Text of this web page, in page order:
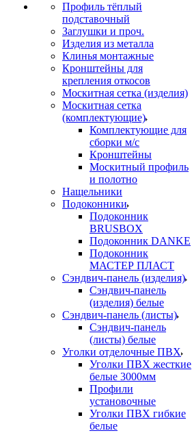
Профиль тёплый
подставочный
Заглушки и проч.
Изделия из металла
Клинья монтажные
Кронштейны для
крепления откосов
Москитная сетка (изделия)
Москитная сетка
(комплектующие)
Комплектующие для
сборки м/с
Кронштейны
Москитный профиль
и полотно
Нащельники
Подоконники
Подоконник
BRUSBOX
Подоконник DANKE
Подоконник
МАСТЕР ПЛАСТ
Сэндвич-панель (изделия)
Сэндвич-панель
(изделия) белые
Сэндвич-панель (листы)
Сэндвич-панель
(листы) белые
Уголки отделочные ПВХ
Уголки ПВХ жесткие
белые 3000мм
Профили
установочные
Уголки ПВХ гибкие
белые